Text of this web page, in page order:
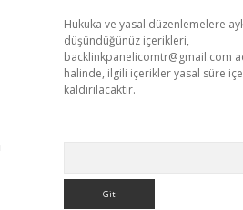
Hukuka ve yasal düzenlemelere
düşündüğünüz içerikleri,
backlinkpanelicomtr@gmail.com
halinde, ilgili içerikler yasal süre
kaldırılacaktır.